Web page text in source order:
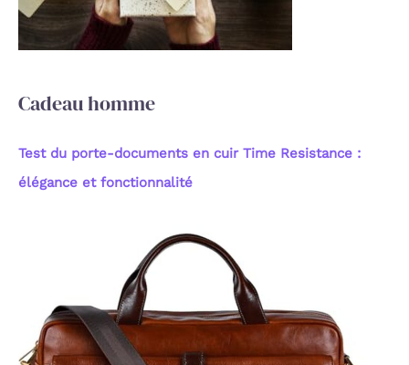
Cadeau homme
Test du porte-documents en cuir Time Resistance :
élégance et fonctionnalité